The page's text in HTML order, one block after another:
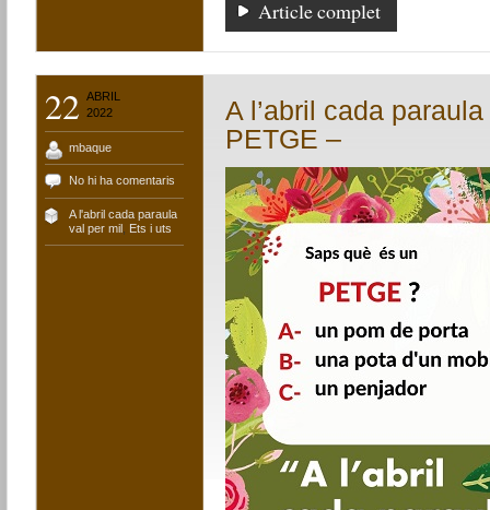
Article complet
22 ABRIL
2022
mbaque
No hi ha comentaris
A l'abril cada paraula
val per mil, Ets i uts
A l’abril cada
PETGE –